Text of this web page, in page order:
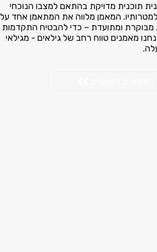
תוכנית מדויקת בהתאם למצבו הנוכחי
המאמן מלווה את המתאמן אחד על
מבוקרת ומתועדת – כדי להבטיח התקדמות
מאמנים טווח רחב של גילאים - מגילאי